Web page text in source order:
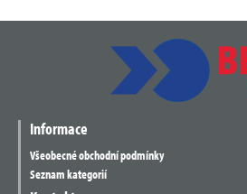
Informace
Všeobecné obchodní podmínky
Seznam kategorií